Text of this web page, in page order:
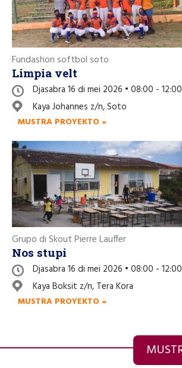
Fundashon softbol soto
Limpia velt
Djasabra 16 di mei 2026 • 08:00 - 12:00
Kaya Johannes z/n, Soto
MUSTRA PROYEKTO »
Grupo di Skout Pierre Lauffer
Nos stupi
Djasabra 16 di mei 2026 • 08:00 - 12:00
Kaya Boksit z/n, Tera Kora
MUSTRA PROYEKTO »